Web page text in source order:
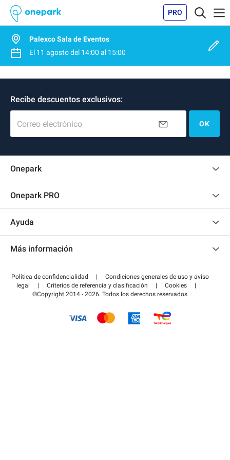
PRO
Palexco Sala de Eventos
El 11 agostodel 14:00 al 15:00
Recibe descuentos exclusivos:
Correo electrónico OK
Onepark
Onepark PRO
Convertirse en colaborador
Acceder a mi área de colaborador
Ayuda
Pagar el aparcamiento FLOW
Más información
Guía de estacionamiento
Política de confidencialidad |
Condiciones generales de uso y aviso
legal
| Criterios de referencia y clasificación | Cookies
|
©Copyright 2014 - 2026. Todos los derechos reservados